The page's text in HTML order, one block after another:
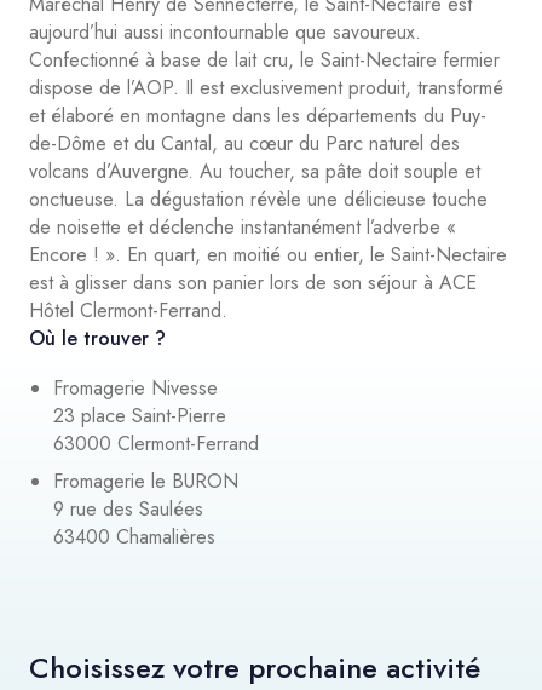
aujourd’hui aussi incontournable que savoureux.
Confectionné à base de lait cru, le Saint-Nectaire fermier
dispose de l’AOP. Il est exclusivement produit, transformé
et élaboré en montagne dans les départements du Puy-
de-Dôme et du Cantal, au cœur du Parc naturel des
volcans d’Auvergne. Au toucher, sa pâte doit souple et
onctueuse. La dégustation révèle une délicieuse touche
de noisette et déclenche instantanément l’adverbe «
Encore ! ». En quart, en moitié ou entier, le Saint-Nectaire
est à glisser dans son panier lors de son séjour à ACE
Hôtel Clermont-Ferrand.
Où le trouver ?
Fromagerie Nivesse
23 place Saint-Pierre
63000 Clermont-Ferrand
Fromagerie le BURON
9 rue des Saulées
63400 Chamalières
Choisissez votre prochaine activité